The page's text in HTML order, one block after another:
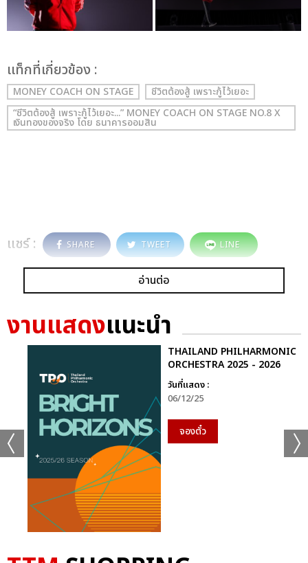
เเท็กที่เกี่ยวข้อง :
MONEY COACH ON STAGE
ชีวิตต้องสู้ เพราะกู้ไว้เยอะ
“ชีวิตต้องสู้ เพราะกู้ไว้เยอะ...” MONEY COACH ON STAGE NO.8 X
เงินทองของจริง โดย ธนาคารออมสิน
แชร์ : SHARE TWEET LINE
อ่านต่อ
งานแสดงแนะนำ
THAILAND PHILHARMONIC
ORCHESTRA 2025 - 2026
วันที่แสดง :
06/12/25
จองตั๋ว